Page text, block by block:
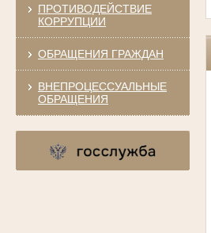
ПРОТИВОДЕЙСТВИЕ
КОРРУПЦИИ
ОБРАЩЕНИЯ ГРАЖДАН
ВНЕПРОЦЕССУАЛЬНЫЕ
ОБРАЩЕНИЯ